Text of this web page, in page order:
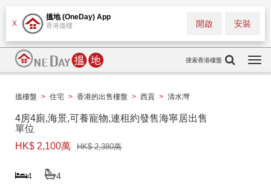
X
搵地 (OneDay) App
香港搵樓 安裝
開啟
搜索香港樓盤
搵樓盤 > 住宅 > 香港的出售樓盤 > 西貢 > 清水灣
4房4廁,海景,可養寵物,連租約發售海寧居出售
單位
HK$ 2,100萬
HK$ 2,380萬
4 4